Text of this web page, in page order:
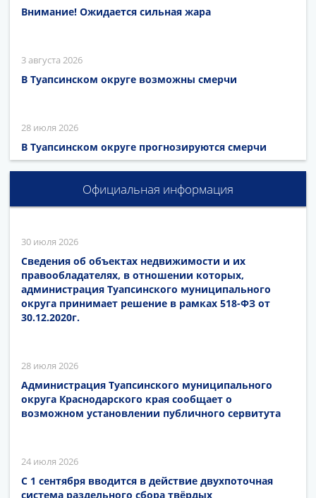
Внимание! Ожидается сильная жара
3 августа 2026
В Туапсинском округе возможны смерчи
28 июля 2026
В Туапсинском округе прогнозируются смерчи
Официальная информация
30 июля 2026
Сведения об объектах недвижимости и их
правообладателях, в отношении которых,
администрация Туапсинского муниципального
округа принимает решение в рамках 518-ФЗ от
30.12.2020г.
28 июля 2026
Администрация Туапсинского муниципального
округа Краснодарского края сообщает о
возможном установлении публичного сервитута
24 июля 2026
С 1 сентября вводится в действие двухпоточная
система раздельного сбора твёрдых